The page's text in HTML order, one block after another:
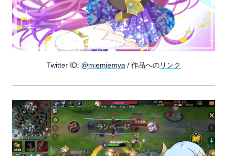
Twitter ID: @miemiemya/ 作品へのリンク